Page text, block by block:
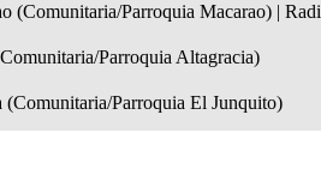
(Comunitaria/Parroquia Macarao) |
Parroquia Altagracia)
(Comunitaria/Parroquia El Junquito)